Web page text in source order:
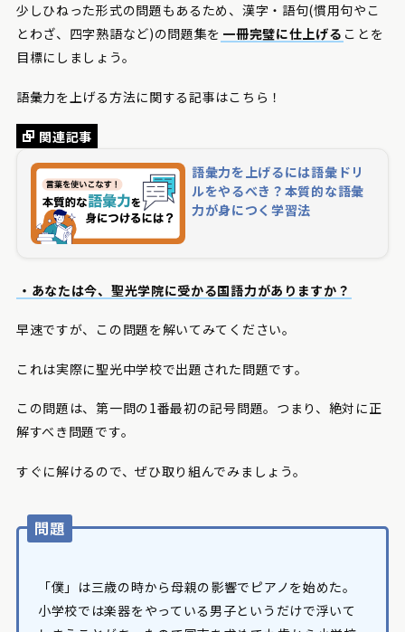
少しひねった形式の問題もあるため、漢字・語句(慣用句やこ
とわざ、四字熟語など)の問題集を 一冊完璧に仕上げる ことを
目標にしましょう。
語彙力を上げる方法に関する記事はこちら！
関連記事
語彙力を上げるには語彙ドリ
ルをやるべき？本質的な語彙
力が身につく学習法
・あなたは今、聖光学院に受かる国語力がありますか？
早速ですが、この問題を解いてみてください。
これは実際に聖光中学校で出題された問題です。
この問題は、第一問の1番最初の記号問題。つまり、絶対に正
解すべき問題です。
すぐに解けるので、ぜひ取り組んでみましょう。
問題
「僕」は三歳の時から母親の影響でピアノを始めた。
小学校では楽器をやっている男子というだけで浮いて